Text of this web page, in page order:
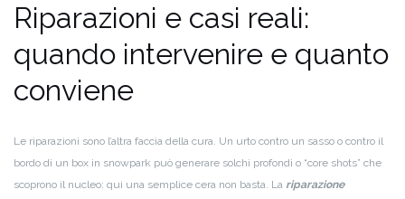
Riparazioni e casi reali:
quando intervenire e quanto
conviene
Le riparazioni sono l’altra faccia della cura. Un urto contro un sasso o contro il
bordo di un box in snowpark può generare solchi profondi o “core shots” che
scoprono il nucleo: qui una semplice cera non basta. La riparazione